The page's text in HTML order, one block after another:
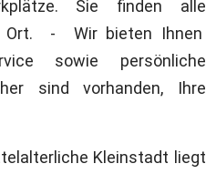
Sie finden alle
Ort. - Wir bieten Ihnen
sowie persönliche
sind vorhanden, Ihre
Kleinstadt liegt